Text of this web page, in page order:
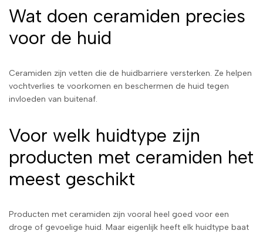
Wat doen ceramiden precies
voor de huid
Ceramiden zijn vetten die de huidbarriere versterken. Ze helpen
vochtverlies te voorkomen en beschermen de huid tegen
invloeden van buitenaf.
Voor welk huidtype zijn
producten met ceramiden het
meest geschikt
Producten met ceramiden zijn vooral heel goed voor een
droge of gevoelige huid. Maar eigenlijk heeft elk huidtype baat